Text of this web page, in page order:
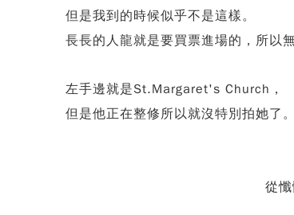
但是我到的時候似乎不是這樣。
長長的人龍就是要買票進場的，所以
左手邊就是St.Margaret's Church，
但是他正在整修所以就沒特別拍她了。
從